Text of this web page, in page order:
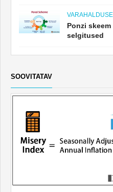
Ponzi
selgitused
SOOVITATAV